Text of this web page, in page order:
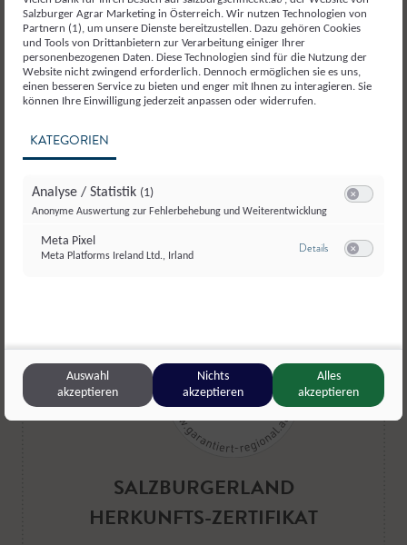
SALZBURGERLAND
HERKUNFTS-ZERTIFIKAT
Salzburger Agrar Marketing in Österreich. Wir nutzen Technologien von
Partnern (1), um unsere Dienste bereitzustellen. Dazu gehören Cookies
und Tools von Drittanbietern zur Verarbeitung einiger Ihrer
personenbezogenen Daten. Diese Technologien sind für die Nutzung der
Website nicht zwingend erforderlich. Dennoch ermöglichen sie es uns,
einen besseren Service zu bieten und enger mit Ihnen zu interagieren. Sie
können Ihre Einwilligung jederzeit anpassen oder widerrufen.
KATEGORIEN
Analyse / Statistik (1)
Anonyme Auswertung zur Fehlerbehebung und Weiterentwicklung
Meta Pixel
Meta Platforms Ireland Ltd., Irland
Detailszu Meta Pixel
Auswahl
akzeptieren
Nichts
akzeptieren
Alles
akzeptieren